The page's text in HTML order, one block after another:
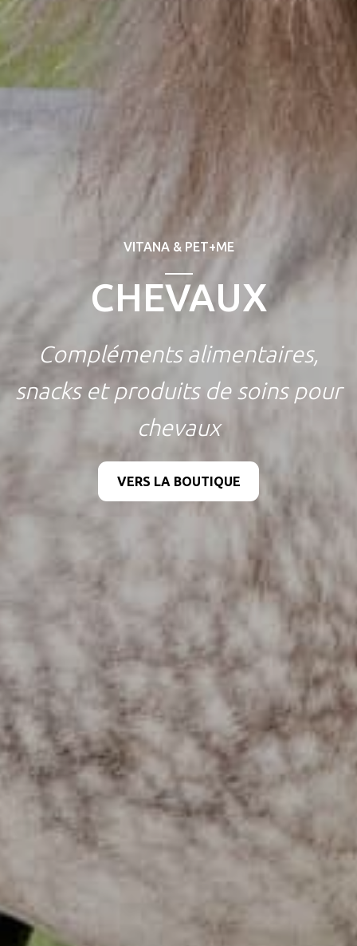
VITANA & PET+ME
CHEVAUX
Compléments alimentaires,
snacks et produits de soins pour
chevaux
VERS LA BOUTIQUE